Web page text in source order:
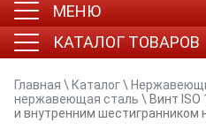
МЕНЮ
КАТАЛОГ ТОВАРОВ
Главная \ Каталог\
нержавеющая сталь \ Винт ISO
и внутренним